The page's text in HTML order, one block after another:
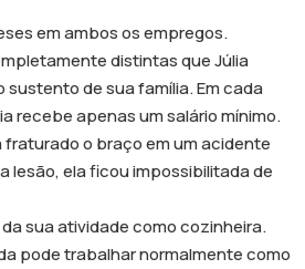
em ambos os empregos.
distintas que Júlia
de sua família. Em cada
recebe apenas um salário mínimo.
fraturado o braço em um acidente
lesão, ela ficou impossibilitada de
sua atividade como cozinheira.
pode trabalhar normalmente como